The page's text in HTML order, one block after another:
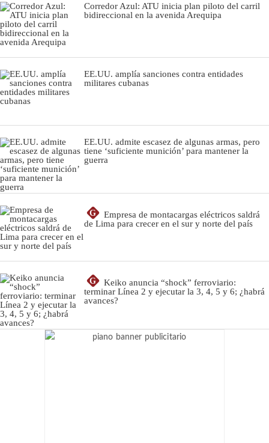
Corredor Azul: ATU inicia plan piloto del carril
bidireccional en la avenida Arequipa
EE.UU. amplía sanciones contra entidades
militares cubanas
EE.UU. admite escasez de algunas armas, pero
tiene ‘suficiente munición’ para mantener la
guerra
G
Empresa de montacargas eléctricos saldrá
de Lima para crecer en el sur y norte del país
G
Keiko anuncia “shock” ferroviario:
terminar Línea 2 y ejecutar la 3, 4, 5 y 6; ¿habrá
avances?